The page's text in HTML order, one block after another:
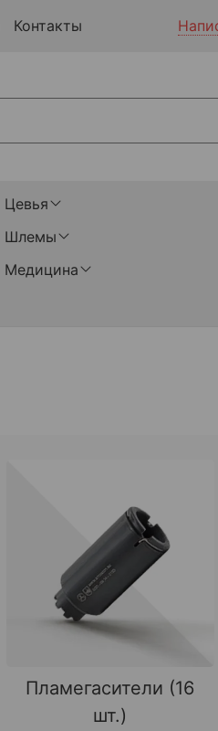
Контакты
Цевья
Шлемы
Медицина
Пламегасители (16
шт.)